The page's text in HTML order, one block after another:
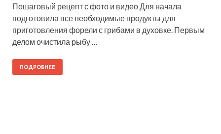
Пошаговый рецепт с фото и видео Для начала
подготовила все необходимые продукты для
приготовления форели с грибами в духовке. Первым
делом очистила рыбу …
ПОДРОБНЕЕ